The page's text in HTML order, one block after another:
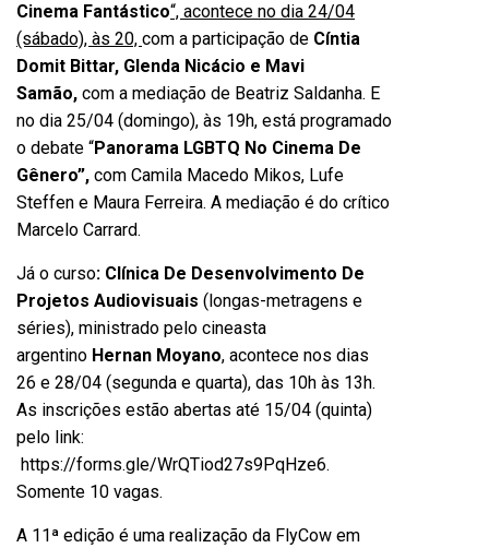
Cinema Fantástico“, acontece no dia 24/04
(sábado), às 20, com a participação de Cíntia
Domit Bittar, Glenda Nicácio e Mavi
Samão, com a mediação de Beatriz Saldanha. E
no dia 25/04 (domingo), às 19h, está programado
o debate “Panorama LGBTQ No Cinema De
Gênero”, com Camila Macedo Mikos, Lufe
Steffen e Maura Ferreira. A mediação é do crítico
Marcelo Carrard.
Já o curso: Clínica De Desenvolvimento De
Projetos Audiovisuais (longas-metragens e
séries), ministrado pelo cineasta
argentino Hernan Moyano, acontece nos dias
26 e 28/04 (segunda e quarta), das 10h às 13h.
As inscrições estão abertas até 15/04 (quinta)
pelo link:
https://forms.gle/WrQTiod27s9PqHze6.
Somente 10 vagas.
A 11ª edição é uma realização da FlyCow em